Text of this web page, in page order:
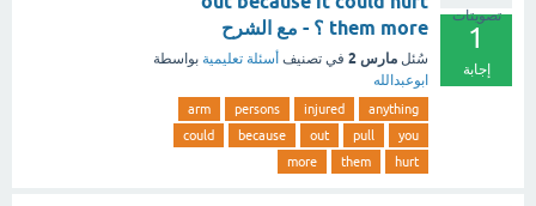
تصويتات
1
إجابة
them more ؟ - مع الشرح
سُئل مارس 2 في تصنيف أسئلة تعليمية بواسطة
ابوعبدالله
anything
injured
persons
arm
you
pull
out
because
could
hurt
them
more